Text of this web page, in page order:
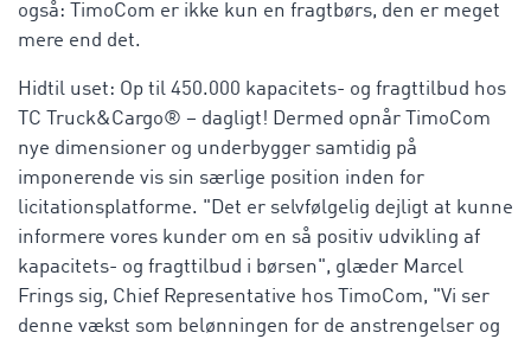
også: TimoCom er ikke kun en fragtbørs, den er meget
mere end det.
Hidtil uset: Op til 450.000 kapacitets- og fragttilbud hos
TC Truck&Cargo® – dagligt! Dermed opnår TimoCom
nye dimensioner og underbygger samtidig på
imponerende vis sin særlige position inden for
licitationsplatforme. "Det er selvfølgelig dejligt at kunne
informere vores kunder om en så positiv udvikling af
kapacitets- og fragttilbud i børsen", glæder Marcel
Frings sig, Chief Representative hos TimoCom, "Vi ser
denne vækst som belønningen for de anstrengelser og